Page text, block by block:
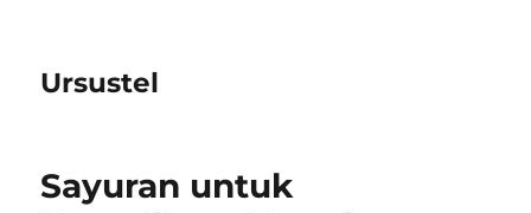
Ursustel
Sayuran untuk